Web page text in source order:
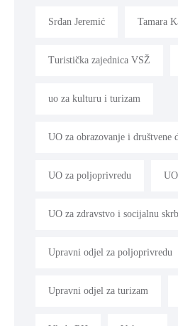
Srđan Jeremić Tamara
Turistička zajednica VSŽ
uo za kulturu i turizam
UO za obrazovanje i društvene
UO za poljoprivredu
UO za zdravstvo i socijalnu skrb
Upravni odjel za poljoprivredu
Upravni odjel za turizam